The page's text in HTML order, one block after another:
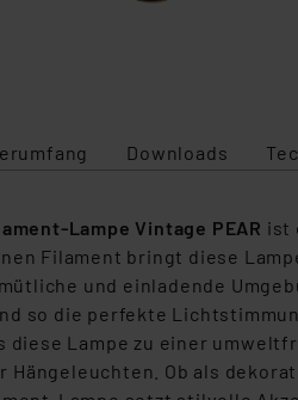
Downloads
Lampe Vintage PEAR ist
Filament bringt diese
und einladende
so die perfekte
diese Lampe zu einer
Hängeleuchten. Ob als